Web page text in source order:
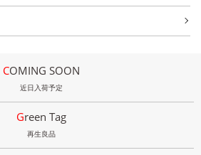
COMING SOON
近日入荷予定
Green Tag
再生良品